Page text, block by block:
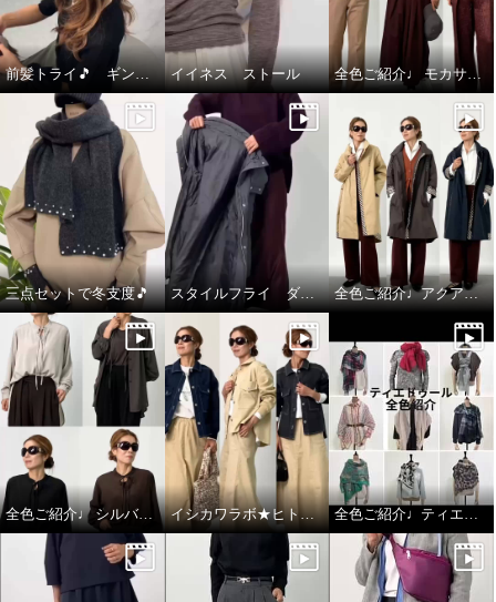
前髪トライ🎵 ギンカウィンカ ドレスドヘアー イイネス ストール 全色ご紹介♩ モカサン ジュンコシマダ カーディガン
三点セットで冬支度🎵 スタイルフライ ダウンコート 全色ご紹介♩アクアスキュータム
全色ご紹介♩ シルバーミントシュガー アンサンブル イシカワラボ★ヒトミ ジャケット全色ご紹介♩